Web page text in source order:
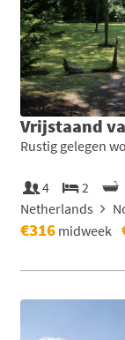
Vrijstaand
Rustig gelegen
4 2
Netherlands
€316 midweek